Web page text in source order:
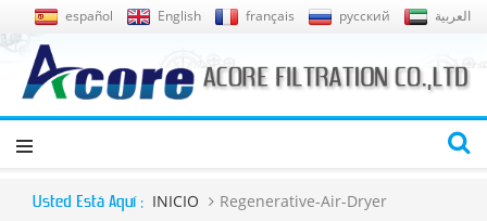
español English français русский العربية
Usted Está Aquí : INICIO Regenerative-Air-Dryer